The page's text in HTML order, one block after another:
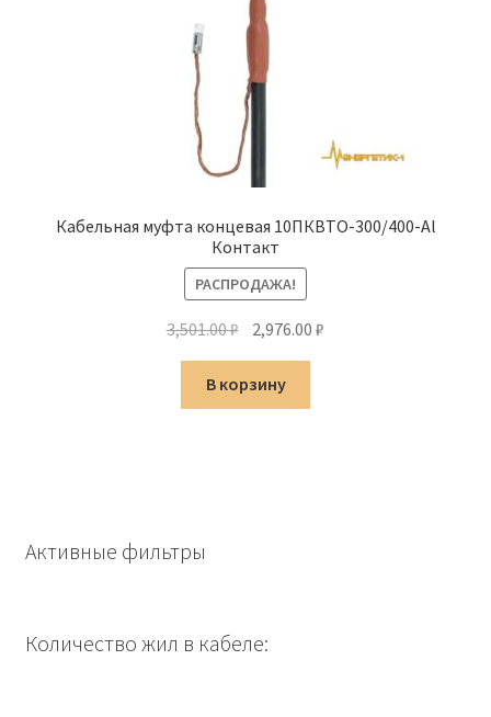
Кабельная муфта концевая 10ПКВТО-300/400-Al
Контакт
РАСПРОДАЖА!
3,501.00₽ Первоначальная
составляла
3,501.00 ₽.
2,976.00₽
В корзину
Активные фильтры
Количество жил в кабеле: